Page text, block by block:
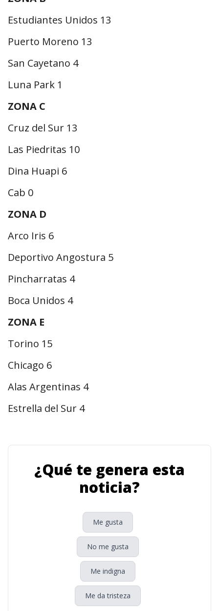
Estudiantes Unidos 13
Puerto Moreno 13
San Cayetano 4
Luna Park 1
ZONA C
Cruz del Sur 13
Las Piedritas 10
Dina Huapi 6
Cab 0
ZONA D
Arco Iris 6
Deportivo Angostura 5
Pincharratas 4
Boca Unidos 4
ZONA E
Torino 15
Chicago 6
Alas Argentinas 4
Estrella del Sur 4
¿Qué te genera esta
noticia?
Me gusta
No me gusta
Me indigna
Me da tristeza